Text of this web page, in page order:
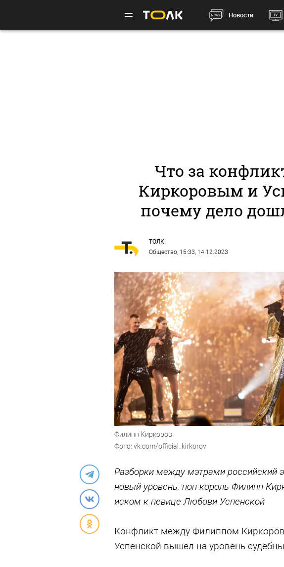
Новости
Что за
Киркоровым и
почему дело
ТОЛК
Общество, 15:33, 14.12.2023
Филипп Киркоров
Фото: vk.com/official_kirkorov
Разборки между мэтрами российский
новый уровень: поп-король Филипп
иском к певице Любови Успенской
Конфликт между Филиппом
Успенской вышел на уровень